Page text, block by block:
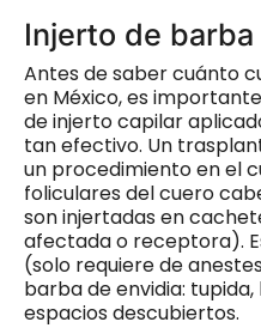
Injerto de
Antes de saber cuánto
en México, es
de injerto capilar
tan efectivo. Un
un procedimiento en el
foliculares del cuero
son injertadas en
afectada o receptora).
(solo requiere de
barba de envidia:
espacios descubiertos.